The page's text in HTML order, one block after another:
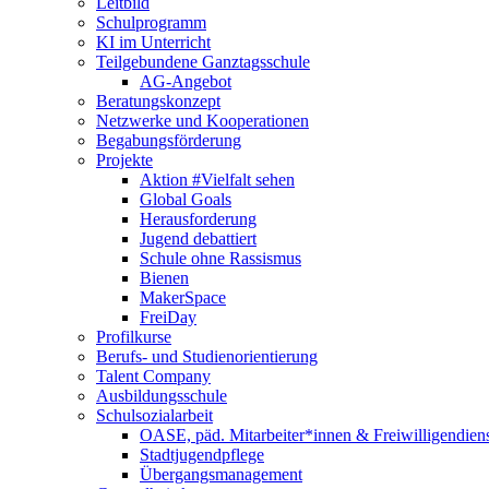
Schulprogramm
KI im Unterricht
Teilgebundene Ganztagsschule
AG-Angebot
Beratungskonzept
Netzwerke und Kooperationen
Begabungsförderung
Projekte
Aktion #Vielfalt sehen
Global Goals
Herausforderung
Jugend debattiert
Schule ohne Rassismus
Bienen
MakerSpace
FreiDay
Profilkurse
Berufs- und Studienorientierung
Talent Company
Ausbildungsschule
Schulsozialarbeit
OASE, päd. Mitarbeiter*innen &
Stadtjugendpflege
Übergangsmanagement